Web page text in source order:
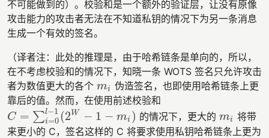
不可能做到的）。校验和是一个额外的验证层，让没有原像
攻击能力的攻击者无法在不知道私钥的情况下为另一条消息
生成一个有效的签名。
（译者注：此处的推理是，由于哈希链条是单向的，所以，
在不考虑校验和的情况下，知晓一条 WOTS 签名只允许攻击
者为数值更大的各个 mi
mi
伪造签名，也即使用哈希链条上更
靠后的值。然而，在使用前述校验和
C = ∑l−1
i=0 (2 W − 1 − mi )
C=∑i =0 l− 1( 2 W− −mi ) 的情况下，更大的mi
mi 将带
来更小的 C，签名这样的 C 将要求使用私钥哈希链条上更为